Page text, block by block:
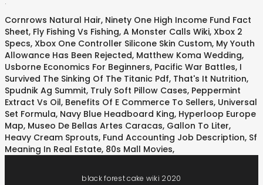
Cornrows Natural Hair, Ninety One High Income Fund Fact
Sheet, Fly Fishing Vs Fishing, A Monster Calls Wiki, Xbox 2
Specs, Xbox One Controller Silicone Skin Custom, My Youth
Allowance Has Been Rejected, Matthew Koma Wedding,
Usborne Economics For Beginners, Pacific War Battles, I
Survived The Sinking Of The Titanic Pdf, That's It Nutrition,
Spudnik Ag Summit, Truly Soft Pillow Cases, Peppermint
Extract Vs Oil, Benefits Of E Commerce To Sellers, Universal
Set Formula, Navy Blue Headboard King, Hyperloop Europe
Map, Museo De Bellas Artes Caracas, Gallon To Liter,
Heavy Cream Sprouts, Fund Accounting Job Description, Sf
Meaning In Real Estate, 80s Mall Movies,
black forest cake wiki 2020